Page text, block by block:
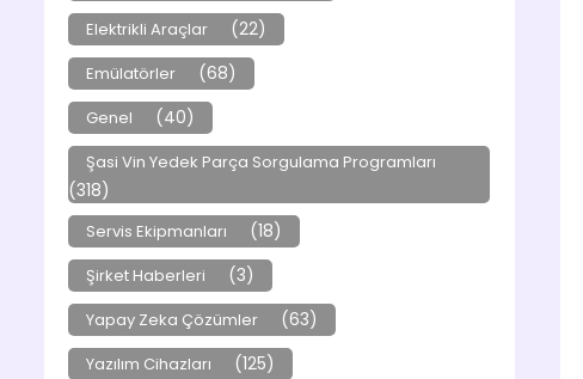
Elektrikli Araçlar (22)
Emülatörler (68)
Genel (40)
Şasi Vin Yedek Parça Sorgulama Programları
(318)
Servis Ekipmanları (18)
Şirket Haberleri (3)
Yapay Zeka Çözümler (63)
Yazılım Cihazları (125)